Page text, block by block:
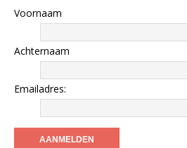
Voornaam
Achternaam
Emailadres: